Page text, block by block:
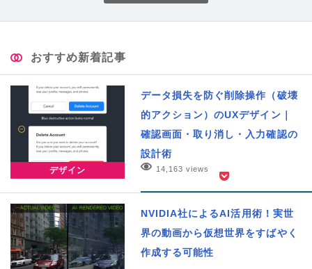
おすすめ新着記事
デザイン
データ損失を防ぐ削除操作（破壊
的アクション）のUXデザイン｜
確認画面・取り消し・入力確認の
設計術
14,163 views
NVIDIA社によるAI活用術！実世
界の動画から仮想世界をすばやく
作成する可能性